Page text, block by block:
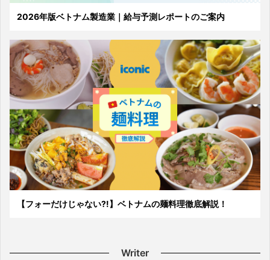
2026年版ベトナム製造業｜給与予測レポートのご案内
【フォーだけじゃない?!】ベトナムの麺料理徹底解説！
Writer